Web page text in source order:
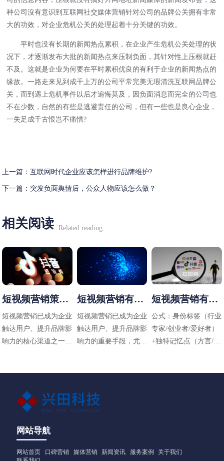
种公司沒有意识到互联网社交媒体营销针对公司的品牌公关拥有非常
大的功效，对企业危机公关的处理起着十分关键的功效。
平时也没有长期的新闻热点累积，在企业产生危机公关处理的状
况下，才逐渐发布大批的新闻热点来压制负面，其针对性上压根就赶
不及。这就是企业为何要在平时累积优良的有利于企业的新闻热点的
缘故。一路走来见到成千上万的公司平常完美无瑕清洗互联网品牌公
关，而到遇上危机事件以后才追悔莫及，因负面消息而完全的公司也
不在少数，自然的有些是逃避责任的公司，但有一些也是良心企业，
一失足成千古恨岂不痛惜?
上一篇：互联网时代企业应该怎样进行品牌维护?
下一篇： 突发负面舆情后，公众人物应该怎么做？
相关阅读 Related reading
短视频营销策略
有哪些
短视频营销已成为企业
触达用户、提升品牌影
响力的核心渠道之一，
见的短视频营销策略及
应用方向：
短视频营销有哪
些方法
短视频营销已成为企业
触达用户、提升品牌影
响力的重要手段，尤其
行业（包括工业领域如
阀门企业）的短视频营
短视频营销有哪
些技巧
公式：身份标签（行业
专家/创业者/爱好者）
+独特记忆点（方言/标
网站导航
网站首页 口碑营销 媒体营销 新闻资讯 服务案例
关于我们